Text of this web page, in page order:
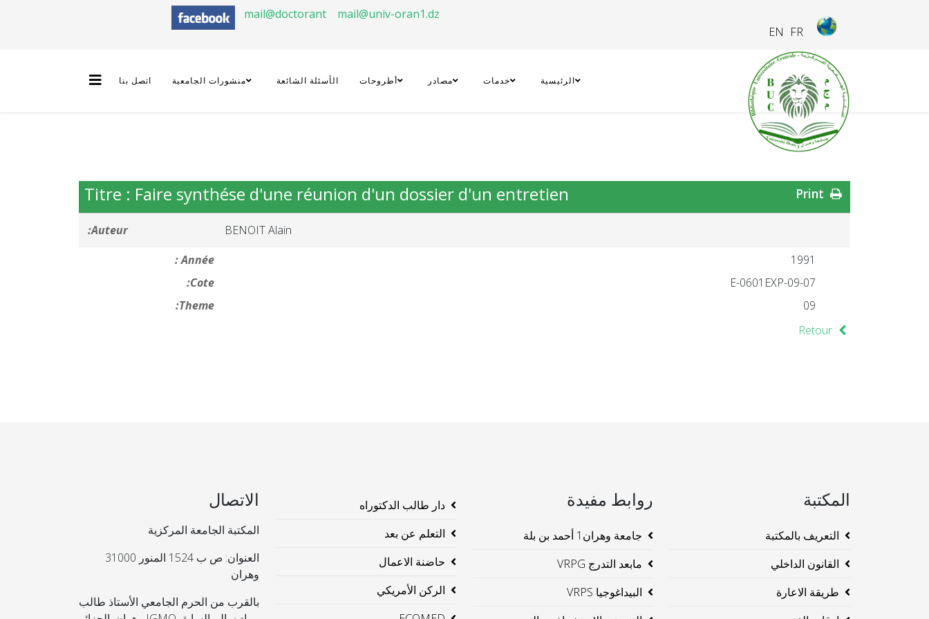
FR
EN
mail@doctorant mail@univ-oran1.dz
الرئيسية خدمات مصادر أطروحات الأسئلة الشائعة منشورات الجامعية اتصل بنا
Titre : Faire synthése d'une réunion d'un dossier d'un entretien
Auteur:
BENOIT Alain
Année :
1991
Cote:
09-07-E-0601EXP
Theme:
09
Retour
المكتبة
التعريف بالمكتبة
القانون الداخلي
طريقة الاعارة
روابط مفيدة
جامعة وهران1 أحمد بن بلة
مابعد التدرج VRPG
البيداغوجيا VRPS
دار طالب الدكتوراه
التعلم عن بعد
حاضنة الاعمال
الركن الأمريكي
الاتصال
المكتبة الجامعة المركزية
العنوان: ص ب 1524 المنور 31000
وهران
بالقرب من الحرم الجامعي الأستاذ طالب